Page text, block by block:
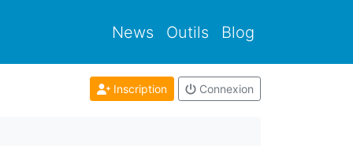
News Outils Blog
Inscription Connexion